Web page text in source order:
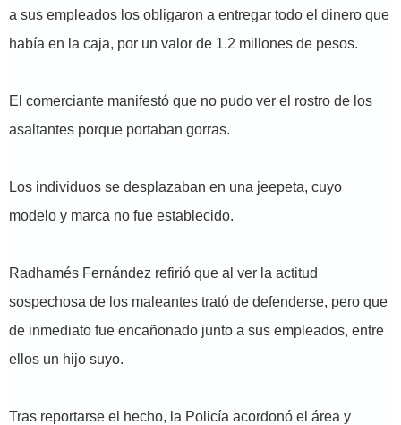
a sus empleados los obligaron a entregar todo el dinero que
había en la caja, por un valor de 1.2 millones de pesos.
El comerciante manifestó que no pudo ver el rostro de los
asaltantes porque portaban gorras.
Los individuos se desplazaban en una jeepeta, cuyo
modelo y marca no fue establecido.
Radhamés Fernández refirió que al ver la actitud
sospechosa de los maleantes trató de defenderse, pero que
de inmediato fue encañonado junto a sus empleados, entre
ellos un hijo suyo.
Tras reportarse el hecho, la Policía acordonó el área y